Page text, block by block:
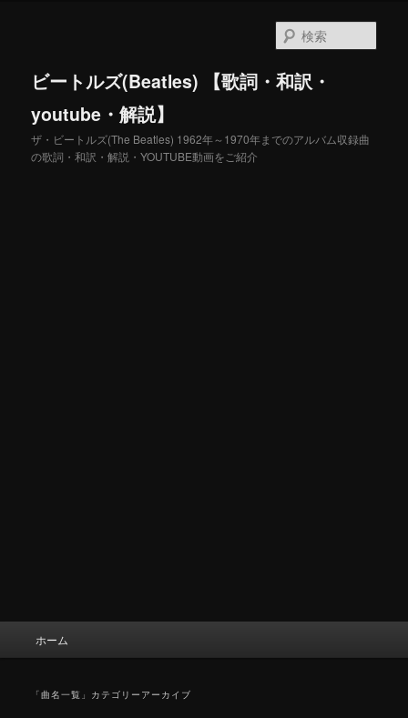
ビートルズ(Beatles) 【歌詞・和訳・
youtube・解説】
ザ・ビートルズ(The Beatles) 1962年～1970年までのアルバム収録曲
の歌詞・和訳・解説・YOUTUBE動画をご紹介
索
ホーム
「曲名一覧 」カテゴリーアーカイブ